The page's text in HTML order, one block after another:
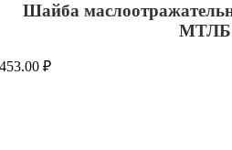
Шайба
МТЛБ
453.00₽